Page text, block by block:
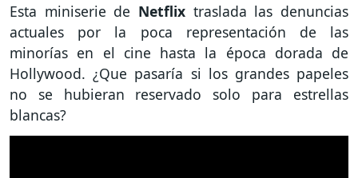
Esta miniserie de Netflix traslada las denuncias
actuales por la poca representación de las
minorías en el cine hasta la época dorada de
Hollywood. ¿Que pasaría si los grandes papeles
no se hubieran reservado solo para estrellas
blancas?